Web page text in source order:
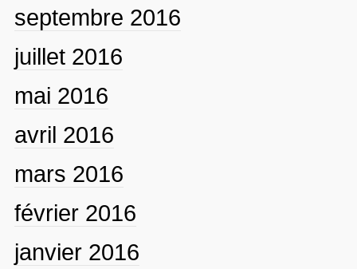
septembre 2016
juillet 2016
mai 2016
avril 2016
mars 2016
février 2016
janvier 2016